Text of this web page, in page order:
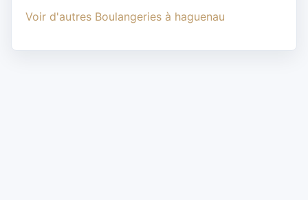
Voir d'autres Boulangeries à haguenau